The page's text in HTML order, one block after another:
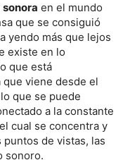
sonora en el mundo
que se consiguió
yendo más que lejos
existe en lo
que está
viene desde el
que se puede
a la constante
cual se concentra y
de vistas, las
sonoro.